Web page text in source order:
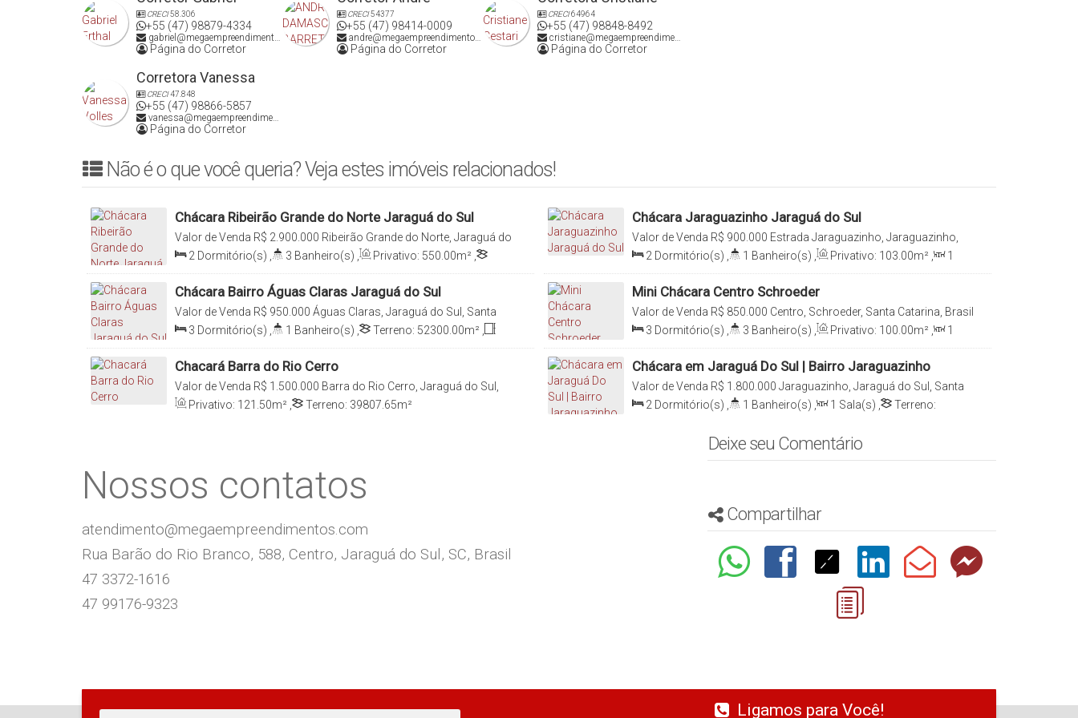
tornam este lugar único.
A propriedade já conta com criação de galinhas, que fornecem ovos frescos e de qualidade, podendo ser expandida
para outras atividades.
Ideal tanto para lazer quanto para moradia ou investimento, essa chácara oferece:
Terreno amplo e fértil
Natureza abundante e clima agradável
Potencial para ecoturismo, hospedagem
Aceita Permuta na Praia até R$ 500 mil
Agende uma visita e venha sentir de perto o que essa chácara pode oferecer!
Qualidade de vida está a poucos passos de você.
CRECI58.306
+55 (47) 98879-4334
gabriel@megaempreendimentos.com
Página do Corretor
CRECI54377
+55 (47) 98414-0009
andre@megaempreendimentos.com
Página do Corretor
CRECI64964
+55 (47) 98848-8492
cristiane@megaempreendimentos.com
Página do Corretor
Corretora Vanessa
CRECI47.848
+55 (47) 98866-5857
vanessa@megaempreendimentos.com
Página do Corretor
Não é o que você queria? Veja estes imóveis relacionados!
Chácara Ribeirão Grande do Norte Jaraguá do Sul
R$ 2.900.000
Valor de Venda
Ribeirão Grande do Norte, Jaraguá do
Sul, Santa Catarina, Brasil
2 Dormitório(s) 3 Banheiro(s) Privativo: 550 .00m²
102 .00 Frente:65 m
Chácara Jaraguazinho Jaraguá do Sul
R$ 900.000
Valor de Venda
Estrada Jaraguazinho, Jaraguazinho,
Jaraguá do Sul, Santa Catarina, Brasil
2 Dormitório(s) 1 Banheiro(s) Privativo: 103 .00m²
1
Chácara Bairro Águas Claras Jaraguá do Sul
R$ 950.000
Valor de Venda
Águas Claras, Jaraguá do Sul, Santa
Catarina, Brasil
3 Dormitório(s) 1 Banheiro(s) Terreno: 52300 .00m²
Mini Chácara Centro Schroeder
R$ 850.000
Valor de Venda
Centro, Schroeder, Santa Catarina, Brasil
3 Dormitório(s) 3 Banheiro(s) Privativo: 100 .00m²
1
Chacará Barra do Rio Cerro
R$ 1.500.000
Valor de Venda
Barra do Rio Cerro, Jaraguá do Sul,
Santa Catarina, Brasil
Privativo: 121 .50m² Terreno: 39807 .65m²
Chácara em Jaraguá Do Sul | Bairro Jaraguazinho
R$ 1.800.000
Valor de Venda
Jaraguazinho, Jaraguá do Sul, Santa
Catarina, Brasil
2 Dormitório(s) 1 Banheiro(s) 1 Sala(s)
Terreno:
Nossos contatos
atendimento@megaempreendimentos.com
Rua Barão do Rio Branco, 588, Centro, Jaraguá do Sul, SC, Brasil
47 3372-1616
47 99176-9323
Deixe seu Comentário
Compartilhar
Ligamos para Você!